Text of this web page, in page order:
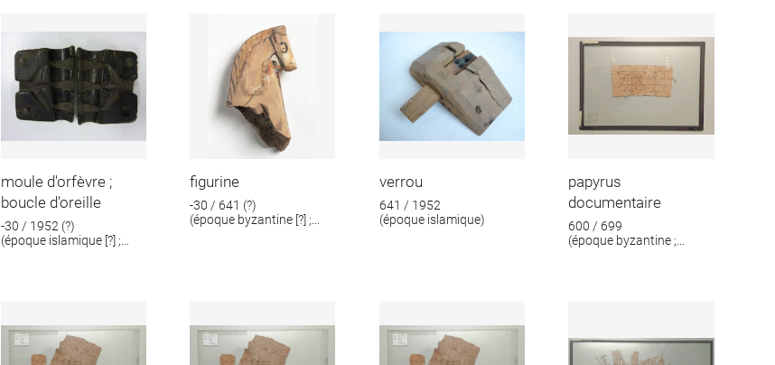
moule d'orfèvre ;
boucle d'oreille
-30 / 1952 (?)
(époque islamique [?] ;
figurine
-30 / 641 (?)
(époque byzantine [?] ;
verrou
641 / 1952
(époque islamique)
papyrus
documentaire
600 / 699
(époque byzantine ;